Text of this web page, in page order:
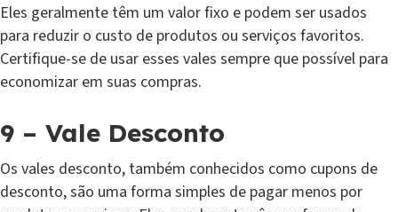
Eles geralmente têm um valor fixo e podem ser usados
para reduzir o custo de produtos ou serviços favoritos.
Certifique-se de usar esses vales sempre que possível para
economizar em suas compras.
9 – Vale Desconto
Os vales desconto, também conhecidos como cupons de
desconto, são uma forma simples de pagar menos por